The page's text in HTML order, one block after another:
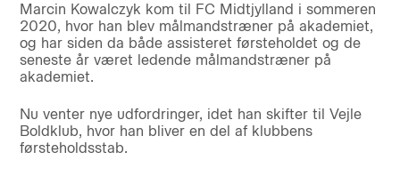
Marcin Kowalczyk kom til FC Midtjylland i sommeren
2020, hvor han blev målmandstræner på akademiet,
og har siden da både assisteret førsteholdet og de
seneste år været ledende målmandstræner på
akademiet.
Nu venter nye udfordringer, idet han skifter til Vejle
Boldklub, hvor han bliver en del af klubbens
førsteholdsstab.